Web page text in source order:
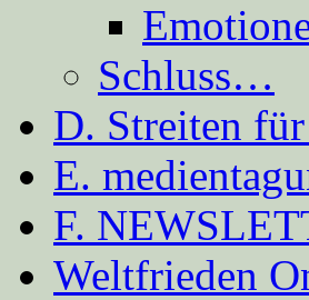
Schluss…
D. Streiten
E.
F.
Weltfrieden